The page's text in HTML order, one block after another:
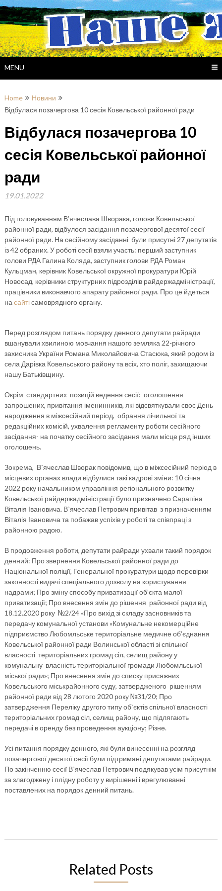
Skip
to
content
MENU
Home
Новини
Відбулася позачергова 10 сесія Ковельської районної ради
Відбулася позачергова 10
сесія Ковельської районної
ради
19.01.2022
Під головуванням В’ячеслава Шворака, голови Ковельської
районної ради, відбулося засідання позачергової десятої сесії
районної ради. На сесійному засіданні були присутні 27 депутатів
із 42 обраних. У роботі сесії взяли участь: перший заступник
голови РДА Галина Коляда, заступник голови РДА Роман
Кульцман, керівник Ковельської окружної прокуратури Юрій
Новосад, керівники структурних підрозділів райдержадміністрації,
працівники виконавчого апарату районної ради. Про це йдеться
на сайтісамоврядного органу.
Перед розглядом питань порядку денного депутати райради
вшанували хвилиною мовчання нашого земляка 22-річного
захисника України Романа Миколайовича Стасюка, який родом із
села Дарівка Ковельського району та всіх, хто поліг, захищаючи
нашу Батьківщину.
Окрім стандартних позицій ведення сесії: оголошення
запрошених, привітання іменинників, які відсвяткували своє День
народження в міжсесійний період, обрання лічильної та
редакційних комісій, ухвалення регламенту роботи сесійного
засідання- на початку сесійного засідання мали місце ряд інших
оголошень.
Зокрема, В`ячеслав Шворак повідомив, що в міжсесійний період в
місцевих органах влади відбулися такі кадрові зміни: 10 січня
2022 року начальником управління регіонального розвитку
Ковельської райдержадміністрації було призначено Сарапіна
Віталія Івановича. В`ячеслав Петрович привітав з призначенням
Віталія Івановича та побажав успіхів у роботі та співпраці з
районною радою.
В продовження роботи, депутати райради ухвали такий порядок
денний: Про звернення Ковельської районної ради до
Національної поліції, Генеральної прокуратури щодо перевірки
законності видачі спеціального дозволу на користування
надрами; Про зміну способу приватизації об’єкта малої
приватизації; Про внесення змін до рішення районної ради від
18.12.2020 року №2/24 «Про вихід зі складу засновників та
передачу комунальної установи «Комунальне некомерційне
підприємство Любомльське територіальне медичне об’єднання
Ковельської районної ради Волинської області зі спільної
власності територіальних громад сіл, селищ району у
комунальну власність територіальної громади Любомльської
міської ради»; Про внесення змін до списку присяжних
Ковельського міськрайонного суду, затвердженого рішенням
районної ради від 28 лютого 2020 року №31/20; Про
затвердження Переліку другого типу об`єктів спільної власності
територіальних громад сіл, селищ району, що підлягають
передачі в оренду без проведення аукціону; Різне.
Усі питання порядку денного, які були винесенні на розгляд
позачергової десятої сесії були підтримані депутатами райради.
По закінченню сесії В`ячеслав Петрович подякував усім присутнім
за злагоджену і плідну роботу у вирішенні і врегулюванні
поставлених на порядок денний питань.
Related Posts